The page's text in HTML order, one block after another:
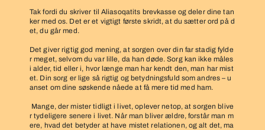
Tak fordi du skriver til Aliasoqatits brevkasse og deler dine tan
ker med os. Det er et vigtigt første skridt, at du sætter ord på d
et, du går med.
Det giver rigtig god mening, at sorgen over din far stadig fylde
r meget, selvom du var lille, da han døde. Sorg kan ikke måles
i alder, tid eller i, hvor længe man har kendt den, man har mist
et. Din sorg er lige så rigtig og betydningsfuld som andres – u
anset om dine søskende nåede at få mere tid med ham.
Mange, der mister tidligt i livet, oplever netop, at sorgen blive
r tydeligere senere i livet. Når man bliver ældre, forstår man m
ere, hvad det betyder at have mistet relationen, og alt det, ma